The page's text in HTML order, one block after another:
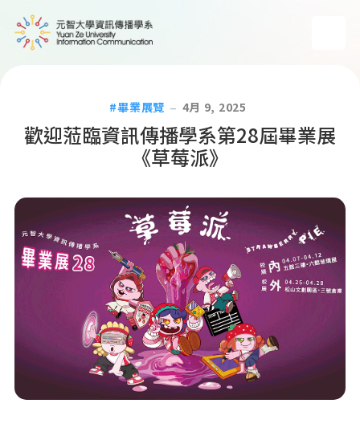
畢業展覽 4月 9, 2025
歡迎蒞臨資訊傳播學系第28屆畢業展
《草莓派》